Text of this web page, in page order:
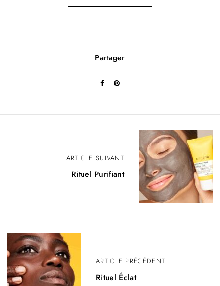
Partager
ARTICLE PRÉCÉDENT
Rituel Éclat
ARTICLE SUIVANT
Rituel Purifiant